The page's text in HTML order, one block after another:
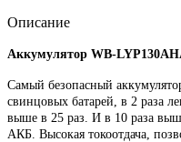
Описание
Аккумулятор WB-
Самый безопасный
свинцовых батарей, в 2 раза
выше в 25 раз. И в 10 раза
АКБ. Высокая токоотдача,